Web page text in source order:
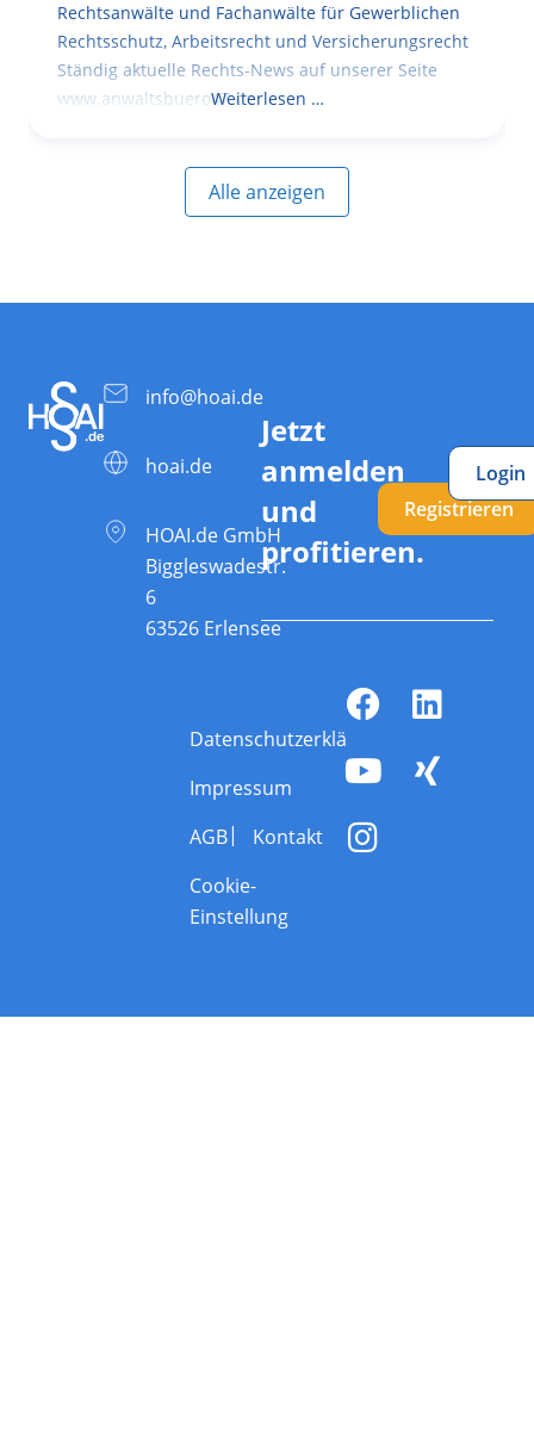
Rechtsanwälte und Fachanwälte für Gewerblichen
Rechtsschutz, Arbeitsrecht und Versicherungsrecht
Ständig aktuelle Rechts-News auf unserer Seite
www.anwaltsbuero47.deWeiterlesen …
Alle anzeigen
info@hoai.de
hoai.de
HOAI.de GmbH
Biggleswadestr.
6
63526 Erlensee
Jetzt
anmelden
und
profitieren.
Registrieren
Login
Datenschutzerklärung
Impressum
AGB
Kontakt
Cookie-
Einstellung